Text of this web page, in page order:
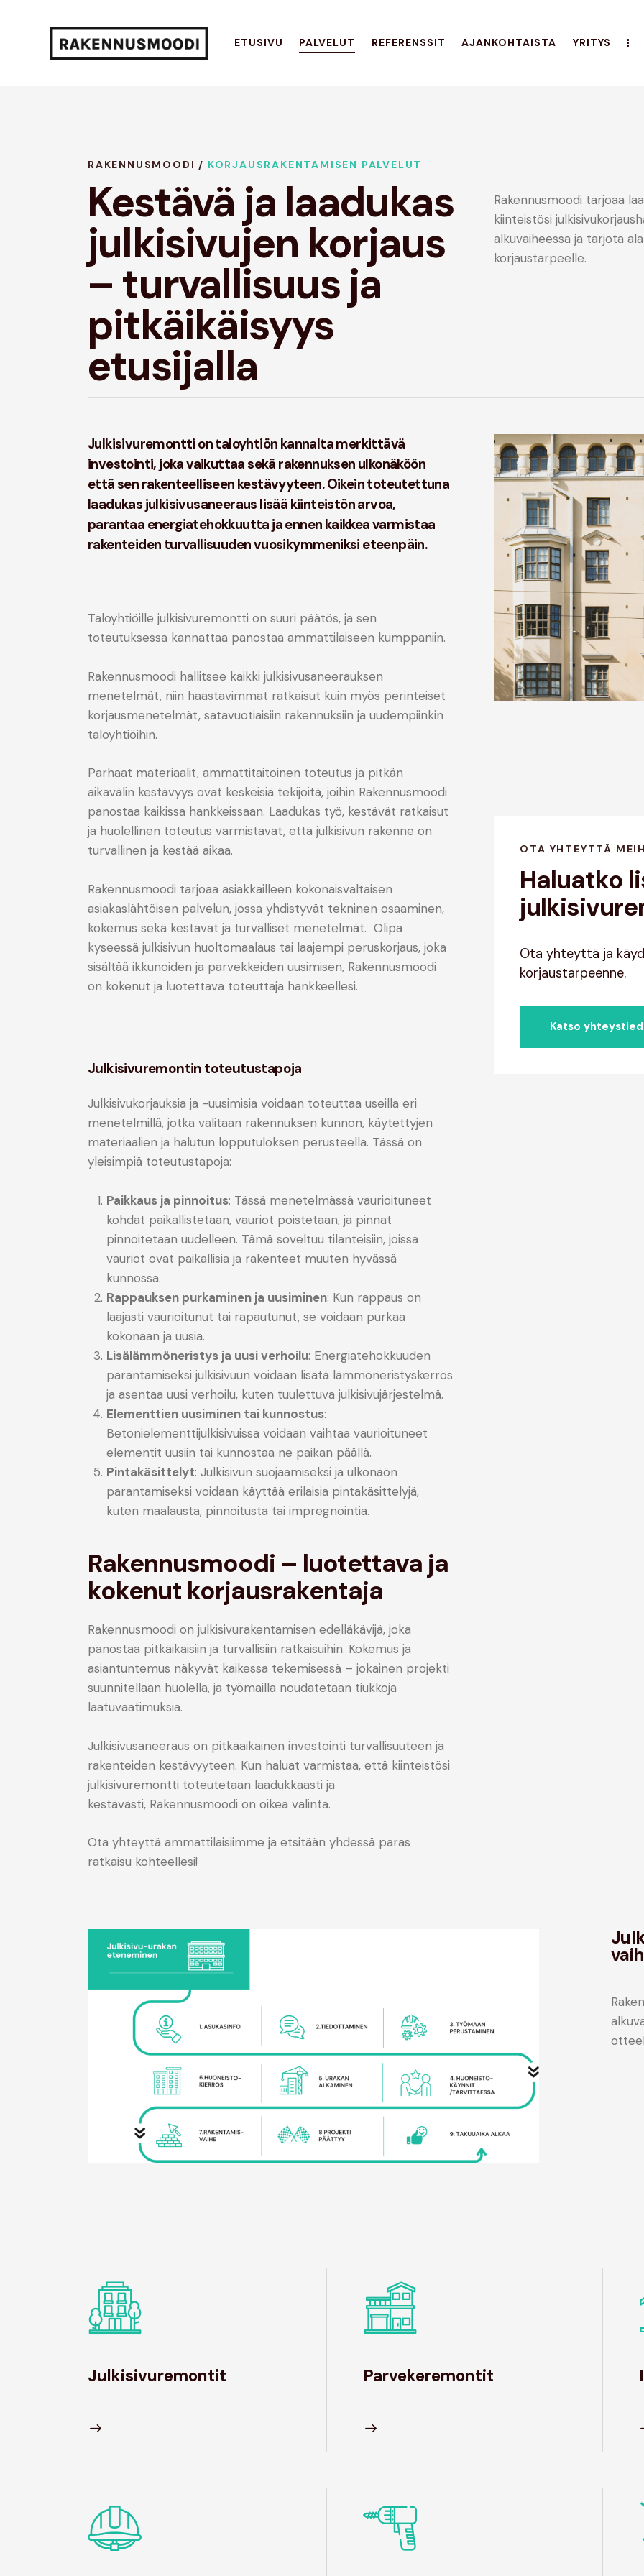
ETUSIVU PALVELUT REFERENSSIT AJANKOHTAISTA YRITYS
RAKENNUSMOODI / KORJAUSRAKENTAMISEN PALVELUT
Kestävä ja laadukas
julkisivujen korjaus
– turvallisuus ja
pitkäikäisyys
etusijalla
Rakennusmoodi tarjoaa
kiinteistösi
alkuvaiheessa ja tarjota
korjaustarpeelle.
Julkisivuremontti on taloyhtiön kannalta merkittävä
investointi, joka vaikuttaa sekä rakennuksen ulkonäköön
että sen rakenteelliseen kestävyyteen. Oikein toteutettuna
laadukas julkisivusaneeraus lisää kiinteistön arvoa,
parantaa energiatehokkuutta ja ennen kaikkea varmistaa
rakenteiden turvallisuuden vuosikymmeniksi eteenpäin.
Taloyhtiöille julkisivuremontti on suuri päätös, ja sen
toteutuksessa kannattaa panostaa ammattilaiseen kumppaniin.
Rakennusmoodi hallitsee kaikki julkisivusaneerauksen
menetelmät, niin haastavimmat ratkaisut kuin myös perinteiset
korjausmenetelmät, satavuotiaisiin rakennuksiin ja uudempiinkin
taloyhtiöihin.
Parhaat materiaalit, ammattitaitoinen toteutus ja pitkän
aikavälin kestävyys ovat keskeisiä tekijöitä, joihin Rakennusmoodi
panostaa kaikissa hankkeissaan. Laadukas työ, kestävät ratkaisut
ja huolellinen toteutus varmistavat, että julkisivun rakenne on
turvallinen ja kestää aikaa.
Rakennusmoodi tarjoaa asiakkailleen kokonaisvaltaisen
asiakaslähtöisen palvelun, jossa yhdistyvät tekninen osaaminen,
kokemus sekä kestävät ja turvalliset menetelmät. Olipa
kyseessä julkisivun huoltomaalaus tai laajempi peruskorjaus, joka
sisältää ikkunoiden ja parvekkeiden uusimisen, Rakennusmoodi
on kokenut ja luotettava toteuttaja hankkeellesi.
Julkisivuremontin toteutustapoja
Julkisivukorjauksia ja -uusimisia voidaan toteuttaa useilla eri
menetelmillä, jotka valitaan rakennuksen kunnon, käytettyjen
materiaalien ja halutun lopputuloksen perusteella. Tässä on
yleisimpiä toteutustapoja:
Paikkaus ja pinnoitus: Tässä menetelmässä vaurioituneet
kohdat paikallistetaan, vauriot poistetaan, ja pinnat
pinnoitetaan uudelleen. Tämä soveltuu tilanteisiin, joissa
vauriot ovat paikallisia ja rakenteet muuten hyvässä
kunnossa.
Rappauksen purkaminen ja uusiminen: Kun rappaus on
laajasti vaurioitunut tai rapautunut, se voidaan purkaa
kokonaan ja uusia.
Lisälämmöneristys ja uusi verhoilu: Energia­tehokkuuden
parantamiseksi julkisivuun voidaan lisätä lämmöneristyskerros
ja asentaa uusi verhoilu, kuten tuulettuva julkisivujärjestelmä.
Elementtien uusiminen tai kunnostus:
Betonielementtijulkisivuissa voidaan vaihtaa vaurioituneet
elementit uusiin tai kunnostaa ne paikan päällä.
Pintakäsittelyt: Julkisivun suojaamiseksi ja ulkonäön
parantamiseksi voidaan käyttää erilaisia pintakäsittelyjä,
kuten maalausta, pinnoitusta tai impregnointia.
Rakennusmoodi – luotettava ja
kokenut korjausrakentaja
Rakennusmoodi on julkisivurakentamisen edelläkävijä, joka
panostaa pitkäikäisiin ja turvallisiin ratkaisuihin. Kokemus ja
asiantuntemus näkyvät kaikessa tekemisessä – jokainen projekti
suunnitellaan huolella, ja työmailla noudatetaan tiukkoja
laatuvaatimuksia.
Julkisivusaneeraus on pitkäaikainen investointi turvallisuuteen ja
rakenteiden kestävyyteen. Kun haluat varmistaa, että kiinteistösi
julkisivuremontti toteutetaan laadukkaasti ja
kestävästi, Rakennusmoodi on oikea valinta.
Ota yhteyttä ammattilaisiimme ja etsitään yhdessä paras
ratkaisu kohteellesi!
OTA YHTEYTTÄ
Haluatko
Ota yhteyttä ja
korjaustarpeenne.
Katso
Julkisivuremontit Parvekeremontit